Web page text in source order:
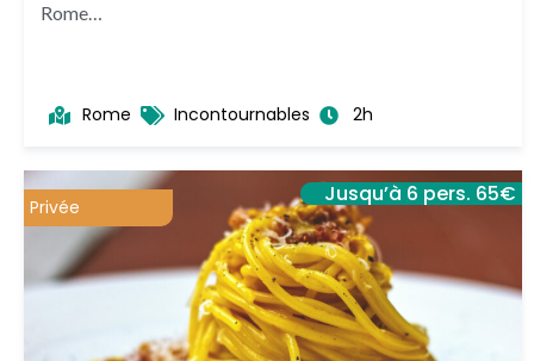
Rome…
Rome Incontournables 2h
Jusqu’à 6 pers. 65€
Privée